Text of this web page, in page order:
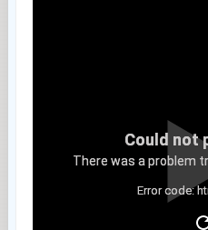
Could not
There was a problem
Error code: